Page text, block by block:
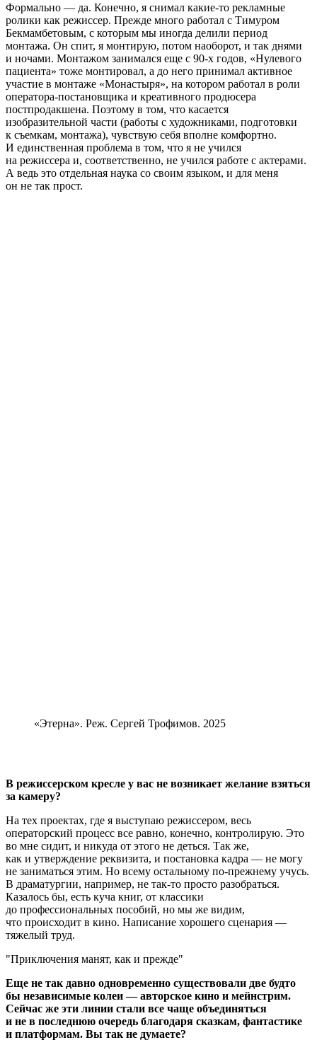
Формально — да. Конечно, я снимал какие-то рекламные
ролики как режиссер. Прежде много работал с Тимуром
Бекмамбетовым, с которым мы иногда делили период
монтажа. Он спит, я монтирую, потом наоборот, и так днями
и ночами. Монтажом занимался еще с 90-х годов, «Нулевого
пациента» тоже монтировал, а до него принимал активное
участие в монтаже «Монастыря», на котором работал в роли
оператора-постановщика и креативного продюсера
постпродакшена. Поэтому в том, что касается
изобразительной части (работы с художниками, подготовки
к съемкам, монтажа), чувствую себя вполне комфортно.
И единственная проблема в том, что я не учился
на режиссера и, соответственно, не учился работе с актерами.
А ведь это отдельная наука со своим языком, и для меня
он не так прост.
«Этерна». Реж. Сергей Трофимов. 2025
В режиссерском кресле у вас не возникает желание взяться
за камеру?
На тех проектах, где я выступаю режиссером, весь
операторский процесс все равно, конечно, контролирую. Это
во мне сидит, и никуда от этого не деться. Так же,
как и утверждение реквизита, и постановка кадра — не могу
не заниматься этим. Но всему остальному по-прежнему учусь.
В драматургии, например, не так-то просто разобраться.
Казалось бы, есть куча книг, от классики
до профессиональных пособий, но мы же видим,
что происходит в кино. Написание хорошего сценария —
тяжелый труд.
Приключения манят, как и прежде
Еще не так давно одновременно существовали две будто
бы независимые колеи — авторское кино и мейнстрим.
Сейчас же эти линии стали все чаще объединяться
и не в последнюю очередь благодаря сказкам, фантастике
и платформам. Вы так не думаете?